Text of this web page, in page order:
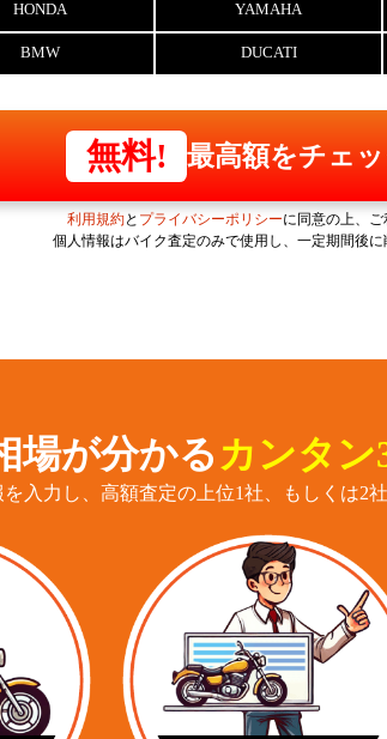
HONDA YAMAHA
BMW DUCATI
無料! 最高額をチェ
利用規約と プライバシーポリシーに同意の上、ご
個人情報はバイク査定のみで使用し、一定期間後に
場が分かる カンタ
入力し、高額査定の上位1社、もしくは2